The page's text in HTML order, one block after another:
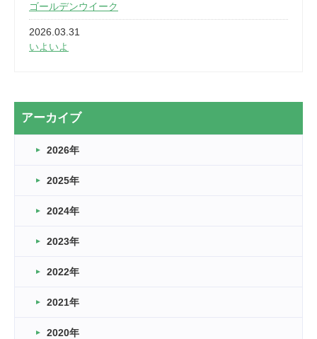
ゴールデンウイーク
2026.03.31
いよいよ
2026.03.20
なぎなた
2026.03.16
車いすバスケとRくんのお話
卒業・卒園の季節★
2026.03.11
緑ケ丘体育館
2022.11.03
アーカイブ
2026年
2025年
2024年
2023年
2022年
2021年
2020年